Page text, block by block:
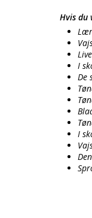
Hvis du
I
De
I